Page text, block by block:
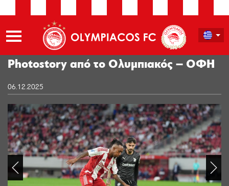
Photostory από το Ολυμπιακός – ΟΦΗ
06.12.2025